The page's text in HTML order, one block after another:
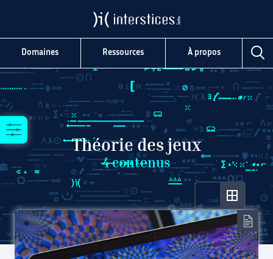
Domaines Ressources À propos
Théorie des jeux
4contenus